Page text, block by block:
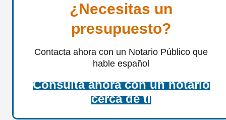
¿Necesitas un
presupuesto?
Contacta ahora con un Notario Público que
hable español
Consulta ahora con un notario
cerca de ti